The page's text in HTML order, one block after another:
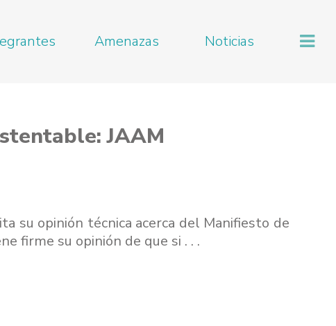
Amenazas Noticias
JAAM
su opinión técnica acerca del Manifiesto de
firme su opinión de que si . . .